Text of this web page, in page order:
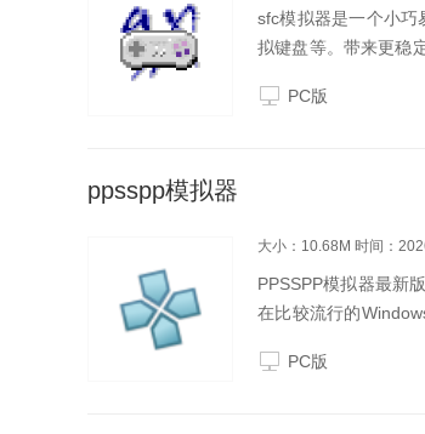
sfc模拟器是一个小巧
拟键盘等。带来更稳
PC版
ppsspp模拟器
大小：10.68M 时间：
PPSSPP模拟器最新
在比较流行的
PC版